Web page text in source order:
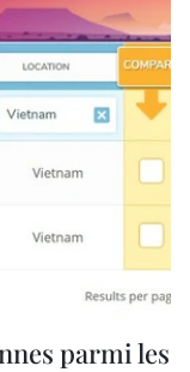
parmi les